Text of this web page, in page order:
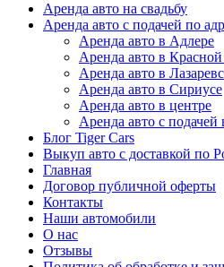
Аренда авто на свадьбу
Аренда авто с подачей по
Аренда авто в Адлере
Аренда авто в
Аренда авто в
Аренда авто в Сириусе
Аренда авто в центре
Аренда авто с подачей
Блог Tiger Cars
Выкуп авто с доставкой по
Главная
Договор публичной оферты
Контакты
Наши автомобили
О нас
Отзывы